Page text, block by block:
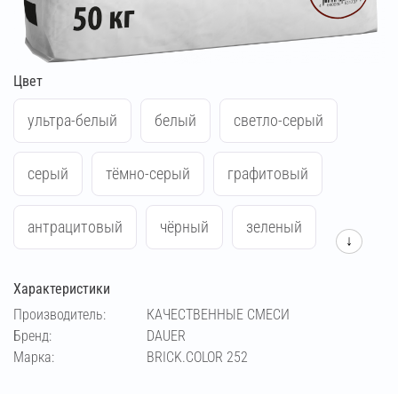
Цвет
ультра-белый белый светло-серый
серый тёмно-серый графитовый
антрацитовый чёрный зеленый
слоновая кость кремово-бежевый
↓
Характеристики
Производитель:
КАЧЕСТВЕННЫЕ СМЕСИ
Бренд:
DAUER
Марка:
BRICK.COLOR 252